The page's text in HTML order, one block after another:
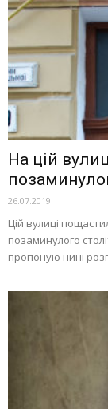
На цій
26.07.2019
Цій вулиці
позаминулого
пропоную нині